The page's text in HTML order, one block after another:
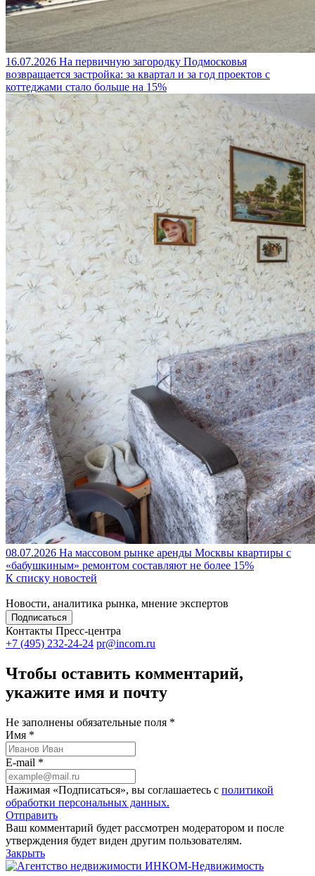
16.07.2026 На первичную загородку Подмосковья
возвращается застройка: за квартал и за год проектов с
коттеджами стало больше на 15%
08.07.2026 На массовом рынке аренды Москвы квартиры с
«бабушкиным» ремонтом составляют не более 15%
К списку новостей
Новости, аналитика рынка, мнение экспертов
Подписаться
Контакты Пресс-центра
+7 (495) 232-24-24 pr@incom.ru
Чтобы оставить комментарий,
укажите имя и почту
Не заполнены обязательные поля *
Имя *
E-mail *
Нажимая «Подписаться», вы соглашаетесь с политикой
обработки персональных данных.
Отправить
Ваш комментарий будет рассмотрен модератором и после
утверждения будет виден другим пользователям.
Закрыть